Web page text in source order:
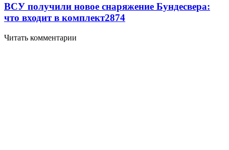
ВСУ получили новое снаряжение Бундесвера:
что входит в комплект2874
Читать комментарии